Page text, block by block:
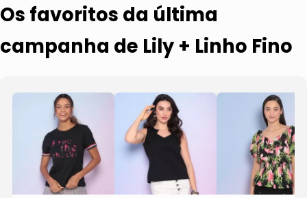
Os favoritos da última
campanha de Lily + Linho Fino